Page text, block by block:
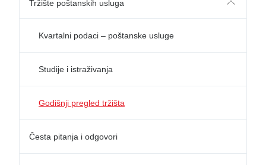
Tržište poštanskih usluga
Kvartalni podaci – poštanske usluge
Studije i istraživanja
Godišnji pregled tržišta
Česta pitanja i odgovori